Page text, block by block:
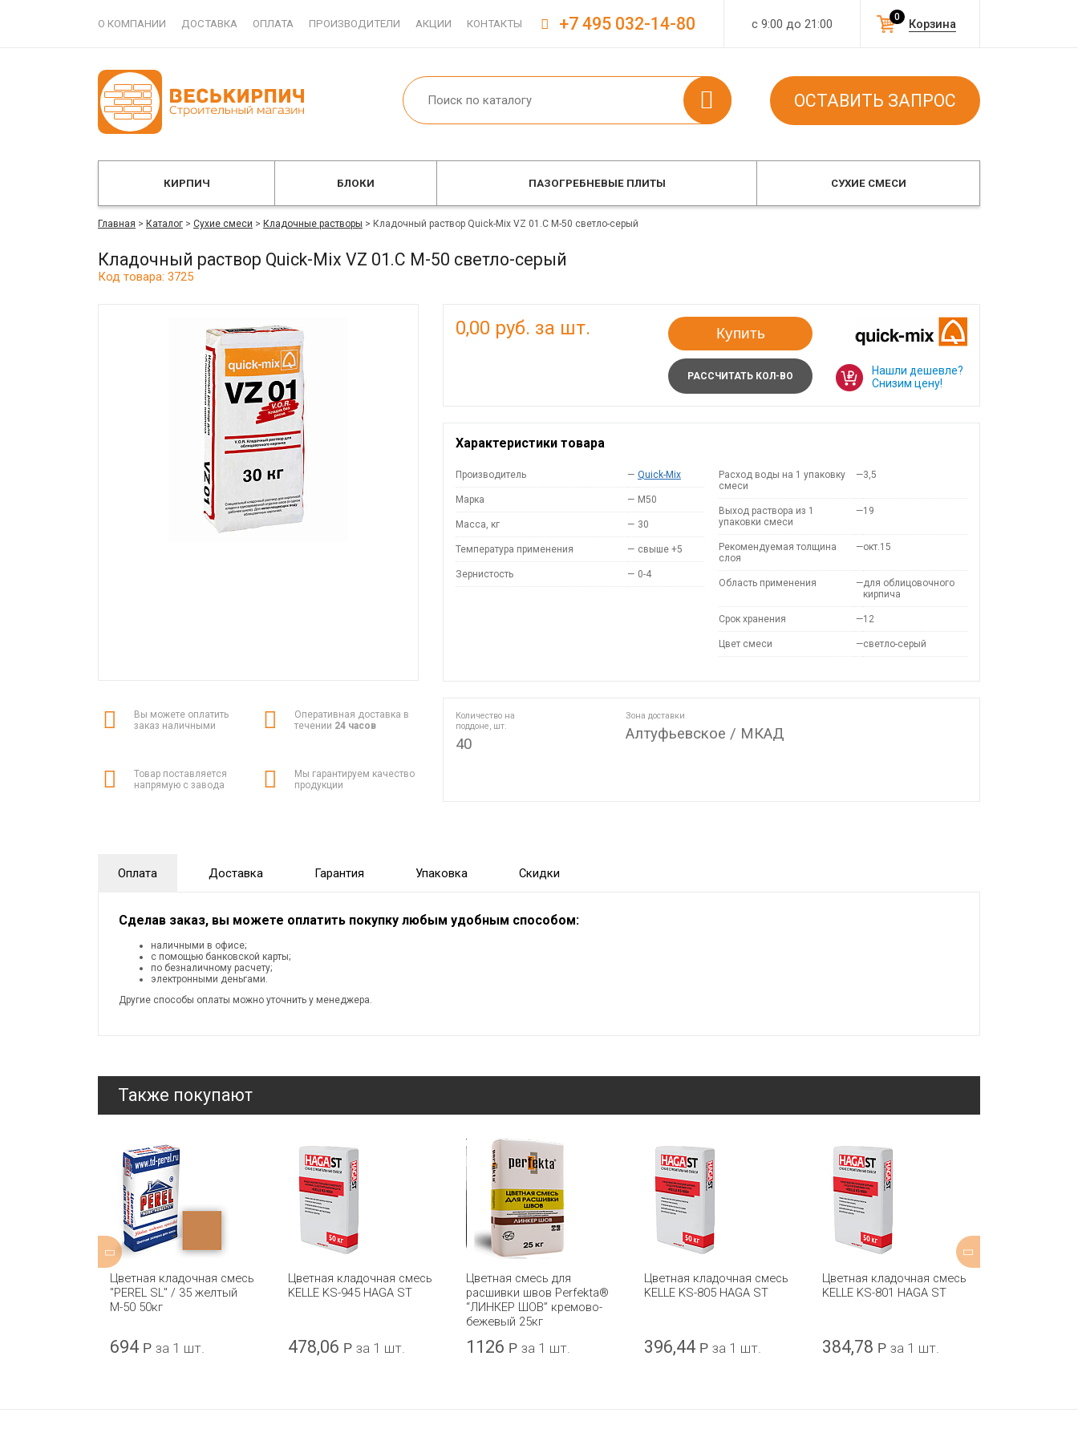
О КОМПАНИИ ДОСТАВКА ОПЛАТА ПРОИЗВОДИТЕЛИ АКЦИИ КОНТАКТЫ с 9:00 до 21:00 Корзина
0
+7 495 032-14-80
ОСТАВИТЬ ЗАПРОС
КИРПИЧ БЛОКИ ПАЗОГРЕБНЕВЫЕ ПЛИТЫ СУХИЕ СМЕСИ
Главная > Каталог > Сухие смеси > Кладочные растворы > Кладочный раствор Quick-Mix VZ 01.C М-50 светло-серый
Кладочный раствор Quick-Mix VZ 01.C М-50 светло-серый
Код товара: 3725
Вы можете оплатить
заказ наличными
Оперативная доставка в
течении 24 часов
Товар поставляется
напрямую с завода
Мы гарантируем качество
продукции
0,00 руб. за шт. Купить
РАССЧИТАТЬ КОЛ-ВО
Нашли дешевле?
Снизим цену!
Характеристики товара
Производитель — Quick-Mix
Марка — M50
Масса, кг — 30
Температура применения — свыше +5
Зернистость — 0-4
Расход воды на 1 упаковку
смеси
—3,5
Выход раствора из 1
упаковки смеси
—19
Рекомендуемая толщина
слоя
—окт.15
Область применения —для облицовочного
кирпича
Срок хранения —12
Цвет смеси —светло-серый
Количество на
поддоне, шт.
40
Зона доставки
Алтуфьевское / МКАД
Оплата Доставка Гарантия Упаковка Скидки
Сделав заказ, вы можете оплатить покупку любым удобным способом:
наличными в офисе;
с помощью банковской карты;
по безналичному расчету;
электронными деньгами.
Другие способы оплаты можно уточнить у менеджера.
Также покупают
Цветная кладочная смесь
"PEREL SL" / 35 желтый
М-50 50кг
694 Р за 1 шт.
Цветная кладочная смесь
KELLE KS-945 HAGA ST
478,06 Р за 1 шт.
Цветная смесь для
расшивки швов Perfekta®
“ЛИНКЕР ШОВ” кремово-
бежевый 25кг
1126 Р за 1 шт.
Цветная кладочная смесь
KELLE KS-805 HAGA ST
396,44 Р за 1 шт.
Цветная кладочная смесь
KELLE KS-801 HAGA ST
384,78 Р за 1 шт.